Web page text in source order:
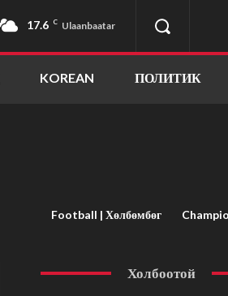
17.6 C Ulaanbaatar
KOREAN ПОЛИТИК
Football | Хөлбөмбөг
Холбоотой